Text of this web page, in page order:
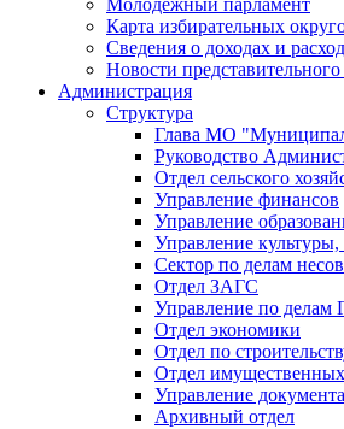
Карта избирательных
Сведения о доходах и
Новости представительного
Администрация
Структура
Глава МО
Руководство
Отдел сельского
Управление финансов
Управление
Управление
Сектор по делам
Отдел ЗАГС
Управление по делам
Отдел экономики
Отдел по
Отдел
Управление
Архивный отдел